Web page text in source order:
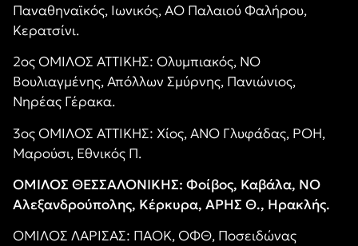
Παναθηναϊκός, Ιωνικός, ΑΟ Παλαιού Φαλήρου,
Κερατσίνι.
2ος ΟΜΙΛΟΣ ΑΤΤΙΚΗΣ: Ολυμπιακός, ΝΟ
Βουλιαγμένης, Απόλλων Σμύρνης, Πανιώνιος,
Νηρέας Γέρακα.
3ος ΟΜΙΛΟΣ ΑΤΤΙΚΗΣ: Χίος, ΑΝΟ Γλυφάδας, ΡΟΗ,
Μαρούσι, Εθνικός Π.
ΟΜΙΛΟΣ ΘΕΣΣΑΛΟΝΙΚΗΣ: Φοίβος, Καβάλα, ΝΟ
Αλεξανδρούπολης, Κέρκυρα, ΑΡΗΣ Θ., Ηρακλής.
ΟΜΙΛΟΣ ΛΑΡΙΣΑΣ: ΠΑΟΚ, ΟΦΘ, Ποσειδώνας